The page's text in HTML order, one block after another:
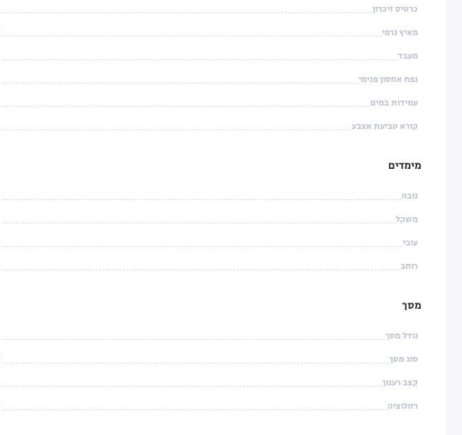
כרטיס זיכרון
מאיץ גרפי
מעבד
נפח אחסון פנימי
עמידות במים
קורא טביעת אצבע
מימדים
גובה
משקל
עובי
רוחב
מסך
גודל מסך
סוג מסך
קצב רענון
רזולוציה